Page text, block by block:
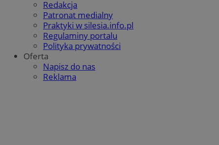
Redakcja
Patronat medialny
Praktyki w silesia.info.pl
Regulaminy portalu
Polityka prywatności
Oferta
Napisz do nas
Reklama